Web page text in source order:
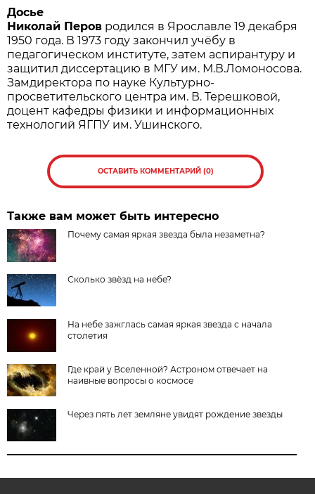
Досье
Николай Перов родился в Ярославле 19 декабря
1950 года. В 1973 году закончил учёбу в
педагогическом институте, затем аспирантуру и
защитил диссертацию в МГУ им. М.В.Ломоносова.
Замдиректора по науке Культурно-
просветительского центра им. В. Терешковой,
доцент кафедры физики и информационных
технологий ЯГПУ им. Ушинского.
ОСТАВИТЬ КОММЕНТАРИЙ (0)
Также вам может быть интересно
Почему самая яркая звезда была незаметна?
Сколько звёзд на небе?
На небе зажглась самая яркая звезда с начала
столетия
Где край у Вселенной? Астроном отвечает на
наивные вопросы о космосе
Через пять лет земляне увидят рождение звезды